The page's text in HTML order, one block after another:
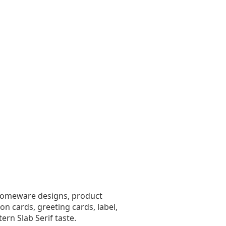
designs, product
cards, greeting cards, label,
Slab Serif taste.